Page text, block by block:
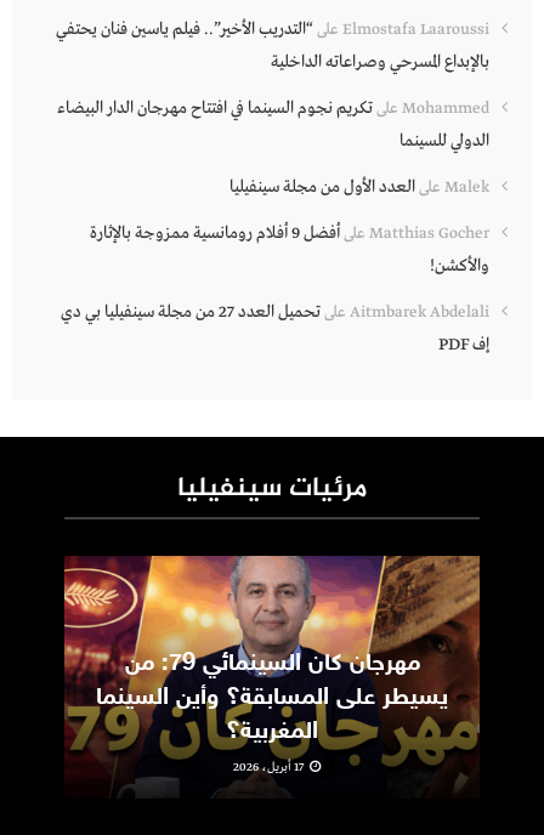
Elmostafa Laaroussi على“التدريب الأخير”.. فيلم ياسين فنان يحتفي
بالإبداع المسرحي وصراعاته الداخلية
Mohammed علىتكريم نجوم السينما في افتتاح مهرجان الدار البيضاء
الدولي للسينما
Malek علىالعدد الأول من مجلة سينفيليا
Matthias Gocher على
أفضل 9 أفلام رومانسية ممزوجة بالإثارة
والأكشن!
Aitmbarek Abdelali على
تحميل العدد 27 من مجلة سينفيليا بي دي
إف PDF
مرئيات سينفيليا
مهرجان كان السينمائي 79: من
يسيطر على المسابقة؟ وأين السينما
المغربية؟
17 أبريل، 2026